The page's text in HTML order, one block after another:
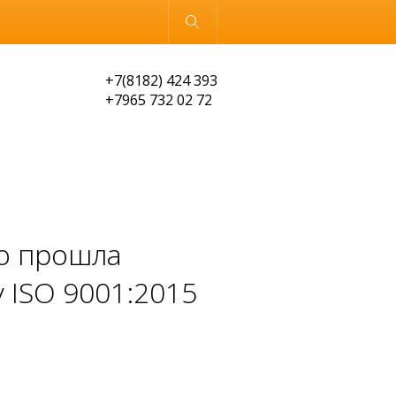
Обычная версия
+7(8182) 424 393
+7965 732 02 72
прошла
9001:2015